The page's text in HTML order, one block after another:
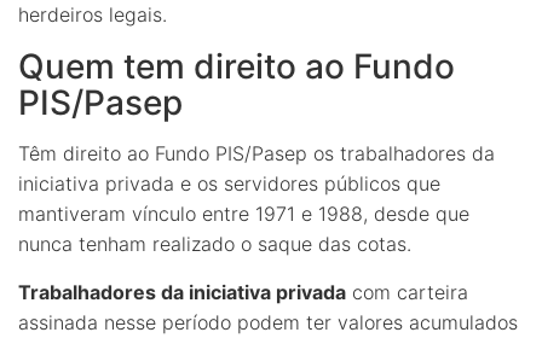
herdeiros legais.
Quem tem direito ao Fundo
PIS/Pasep
Têm direito ao Fundo PIS/Pasep os trabalhadores da
iniciativa privada e os servidores públicos que
mantiveram vínculo entre 1971 e 1988, desde que
nunca tenham realizado o saque das cotas.
Trabalhadores da iniciativa privada com carteira
assinada nesse período podem ter valores acumulados